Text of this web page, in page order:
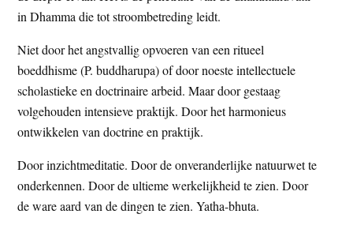
e
s
i
t
in Dhamma die tot stroombetreding leidt.
Niet door het angstvallig opvoeren van een ritueel
boeddhisme (P. buddharupa) of door noeste intellectuele
scholastieke en doctrinaire arbeid. Maar door gestaag
volgehouden intensieve praktijk. Door het harmonieus
ontwikkelen van doctrine en praktijk.
Door inzichtmeditatie. Door de onveranderlijke natuurwet te
onderkennen. Door de ultieme werkelijkheid te zien. Door
de ware aard van de dingen te zien. Yatha-bhuta.